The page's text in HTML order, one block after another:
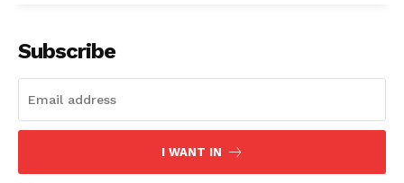
Company
Subscribe
I WANT IN